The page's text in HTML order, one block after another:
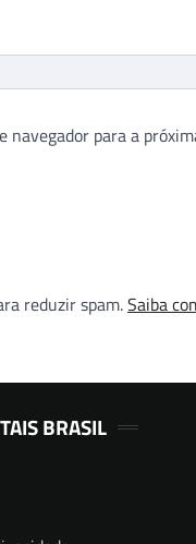
navegador para a
reduzir spam.Saiba
BRASIL